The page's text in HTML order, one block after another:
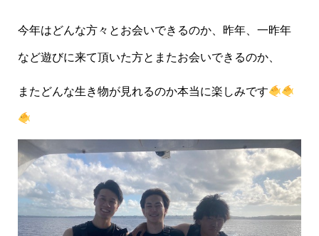
今年はどんな方々とお会いできるのか、昨年、一昨年
など遊びに来て頂いた方とまたお会いできるのか、
またどんな生き物が見れるのか本当に楽しみです